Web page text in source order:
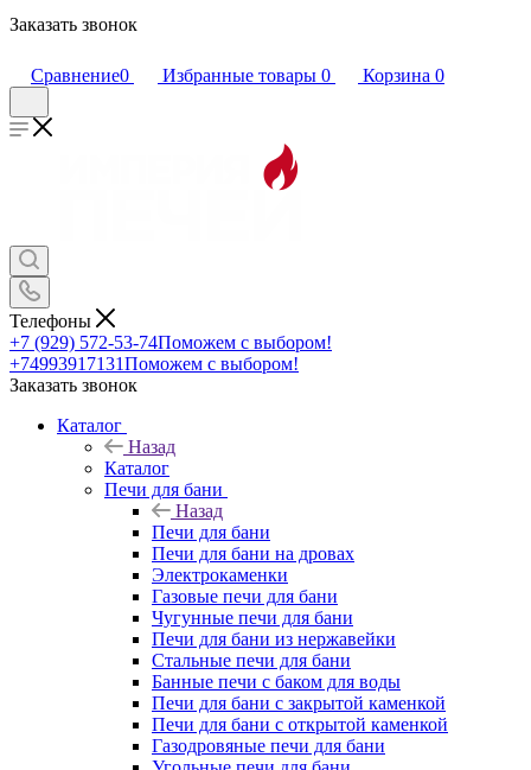
Заказать звонок
Сравнение0 Избранные товары 0 Корзина 0
Телефоны
+7 (929) 572-53-74Поможем с выбором!
+74993917131Поможем с выбором!
Заказать звонок
Каталог
Назад
Каталог
Печи для бани
Назад
Печи для бани
Печи для бани на дровах
Электрокаменки
Газовые печи для бани
Чугунные печи для бани
Печи для бани из нержавейки
Стальные печи для бани
Банные печи с баком для воды
Печи для бани с закрытой каменкой
Печи для бани с открытой каменкой
Газодровяные печи для бани